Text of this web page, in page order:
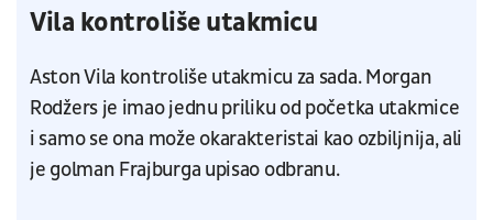
Vila kontroliše utakmicu
Aston Vila kontroliše utakmicu za sada. Morgan
Rodžers je imao jednu priliku od početka utakmice
i samo se ona može okarakteristai kao ozbiljnija, ali
je golman Frajburga upisao odbranu.